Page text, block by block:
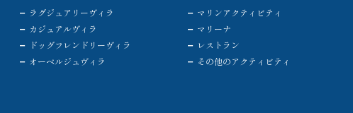
ラグジュアリーヴィラ
カジュアルヴィラ
ドッグフレンドリーヴィラ
オーベルジュヴィラ
マリンアクティビティ
マリーナ
レストラン
その他のアクティビティ